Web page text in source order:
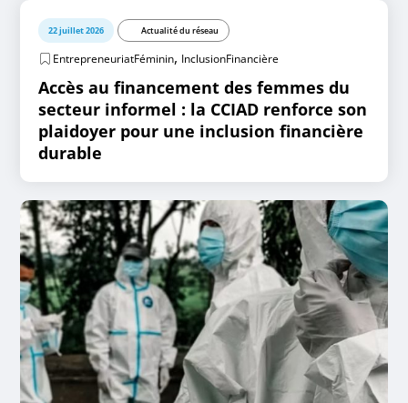
22 juillet 2026 Actualité du réseau
EntrepreneuriatFéminin, InclusionFinancière
Accès au financement des femmes du
secteur informel : la CCIAD renforce son
plaidoyer pour une inclusion financière
durable